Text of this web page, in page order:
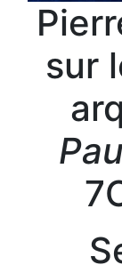
sur